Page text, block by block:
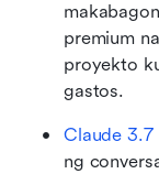
premium
proyekto
gastos.
Claude 3.7
ng